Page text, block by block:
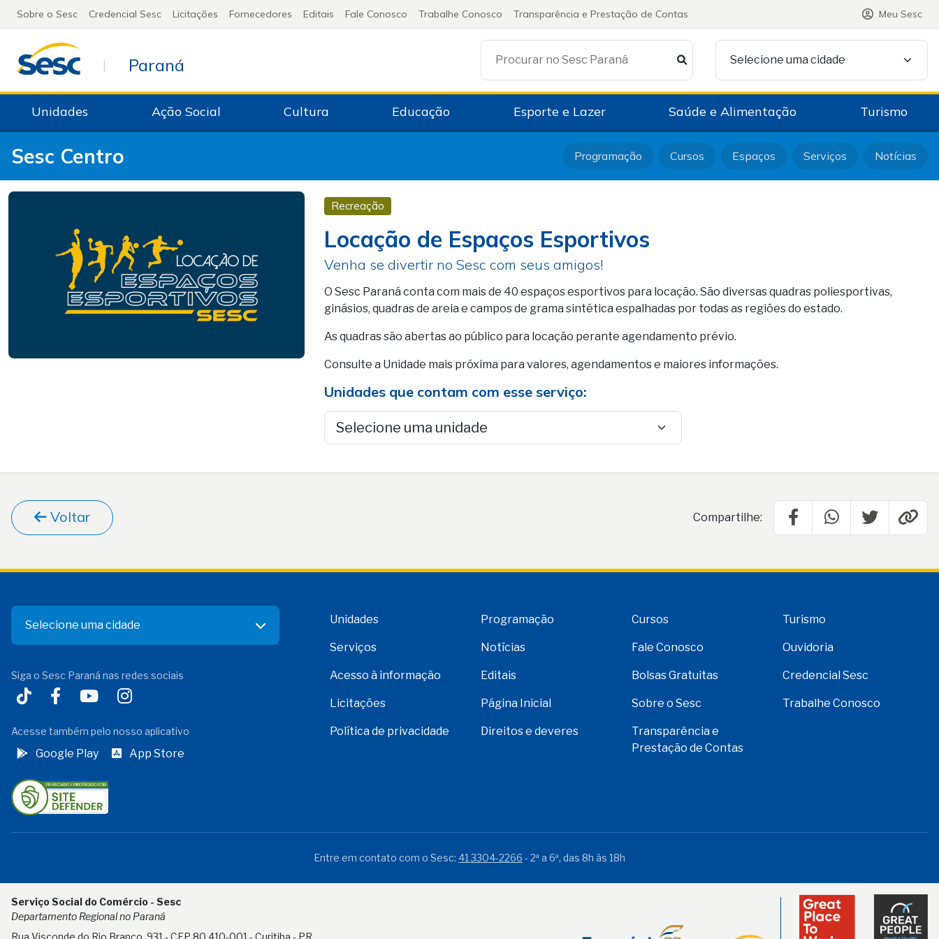
Sobre o Sesc Credencial Sesc Licitações Fornecedores Editais Fale Conosco Trabalhe Conosco Transparência e Prestação de Contas Meu Sesc
Paraná Procurar no Sesc Paraná Selecione uma cidade
Unidades Ação Social Cultura Educação Esporte e Lazer Saúde e Alimentação Turismo
Sesc Centro Programação Cursos Espaços Serviços Notícias
Recreação
Locação de Espaços Esportivos
Venha se divertir no Sesc com seus amigos!
O Sesc Paraná conta com mais de 40 espaços esportivos para locação. São diversas quadras poliesportivas,
ginásios, quadras de areia e campos de grama sintética espalhadas por todas as regiões do estado.
As quadras são abertas ao público para locação perante agendamento prévio.
Consulte a Unidade mais próxima para valores, agendamentos e maiores informações.
Unidades que contam com esse serviço:
Voltar Compartilhe:
Selecione uma cidade
Siga o Sesc Paraná nas redes sociais
Acesse também pelo nosso aplicativo
Google Play App Store
Unidades Programação Cursos Turismo
Serviços Notícias Fale Conosco Ouvidoria
Acesso à informação Editais Bolsas Gratuitas Credencial Sesc
Licitações Página Inicial Sobre o Sesc Trabalhe Conosco
Política de privacidade Direitos e deveres
Transparência e
Prestação de Contas
Entre em contato com o Sesc: 41 3304-2266 - 2ª a 6ª, das 8h às 18h
Serviço Social do Comércio - Sesc
Departamento Regional no Paraná
Rua Visconde do Rio Branco, 931 - CEP 80.410-001 - Curitiba - PR